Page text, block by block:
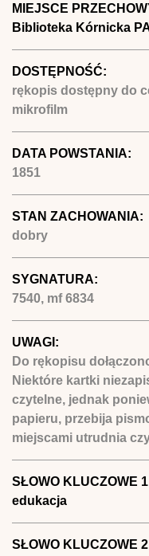
MIEJSCE
Biblioteka Kórnicka
DOSTĘPNOŚĆ:
rękopis dostępny do
mikrofilm
DATA POWSTANIA:
1851
STAN ZACHOWANIA:
dobry
SYGNATURA:
7540, mf 6834
UWAGI:
Do rękopisu
Niektóre kartki
czytelne, jednak
papieru, przebija
miejscami utrudnia
SŁOWO KLUCZOWE
edukacja
SŁOWO KLUCZOWE